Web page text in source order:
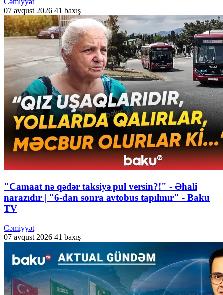
07 avqust 2026 41 baxış
"Camaat nə qədər taksiyə pul versin?!" - Əhali
narazıdır | "6-dan sonra avtobus tapılmır" - Baku
TV
Cəmiyyət
07 avqust 2026 41 baxış